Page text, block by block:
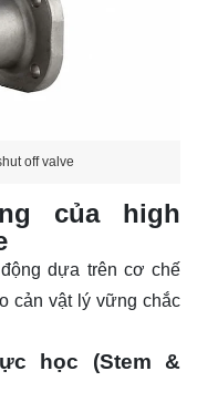
off valve
của high
dựa trên cơ chế
cản vật lý vững chắc
học (Stem &